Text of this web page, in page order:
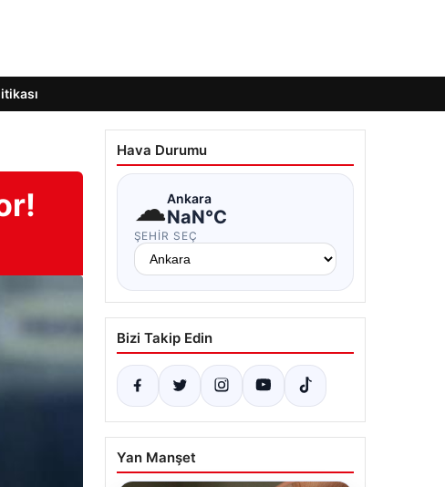
Hava Durumu
☁Ankara
NaN°C
ŞEHIR SEÇ
Bizi Takip Edin
Yan Manşet